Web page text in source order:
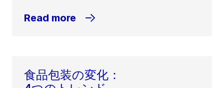
Read more
食品包装の変化：